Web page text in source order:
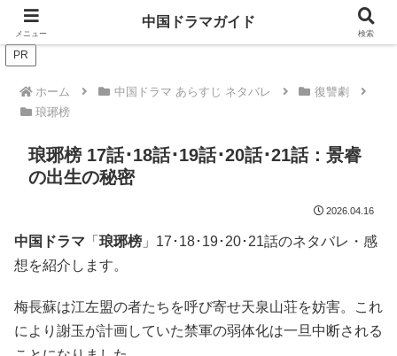
ドラマは歴史を知るともっと面白い！
PR
ホーム 中国ドラマ あらすじ ネタバレ
復讐劇
琅琊榜
琅琊榜 17話･18話･19話･20話･21話：景睿
の出生の秘密
2026.04.16
中国ドラマ 「 琅琊榜 」17･18･19･20･21話のネタバレ・感
想を紹介します。
梅長蘇は江左盟の者たちを呼び寄せ天泉山荘を妨害。これ
により謝玉が計画していた禁軍の弱体化は一旦中断される
メニュー
中国ドラマガイド
検索